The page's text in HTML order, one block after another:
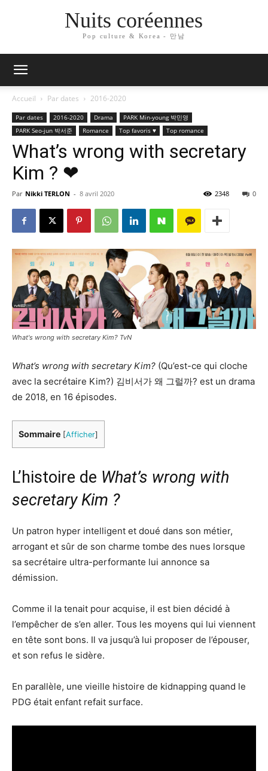
Nuits coréennes
Pop culture & Korea - 만남
Accueil Par dates 2016-2020
Par dates 2016-2020 Drama
PARK Min-young 박민영
PARK Seo-jun 박서준
Romance Top favoris ♥ Top romance
What’s wrong with secretary
Kim ? ❤
Par Nikki TERLON - 8 avril 2020 0
2348
What's wrong with secretary Kim? TvN
What’s wrong with secretary Kim? (Qu’est-ce qui cloche
avec la secrétaire Kim?) 김비서가 왜 그럴까? est un drama
de 2018, en 16 épisodes.
Sommaire [Afficher]
L’histoire de What’s wrong with
secretary Kim ?
Un patron hyper intelligent et doué dans son métier,
arrogant et sûr de son charme tombe des nues lorsque
sa secrétaire ultra-performante lui annonce sa
démission.
Comme il la tenait pour acquise, il est bien décidé à
l’empêcher de s’en aller. Tous les moyens qui lui viennent
en tête sont bons. Il va jusqu’à lui proposer de l’épouser,
et son refus le sidère.
En parallèle, une vieille histoire de kidnapping quand le
PDG était enfant refait surface.